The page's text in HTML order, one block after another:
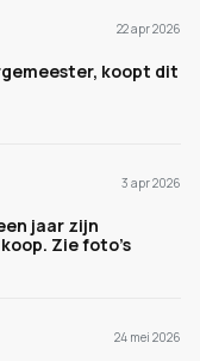
22 apr 2026
koopt dit
3 apr 2026
jaar zijn
Zie foto’s
24 mei 2026